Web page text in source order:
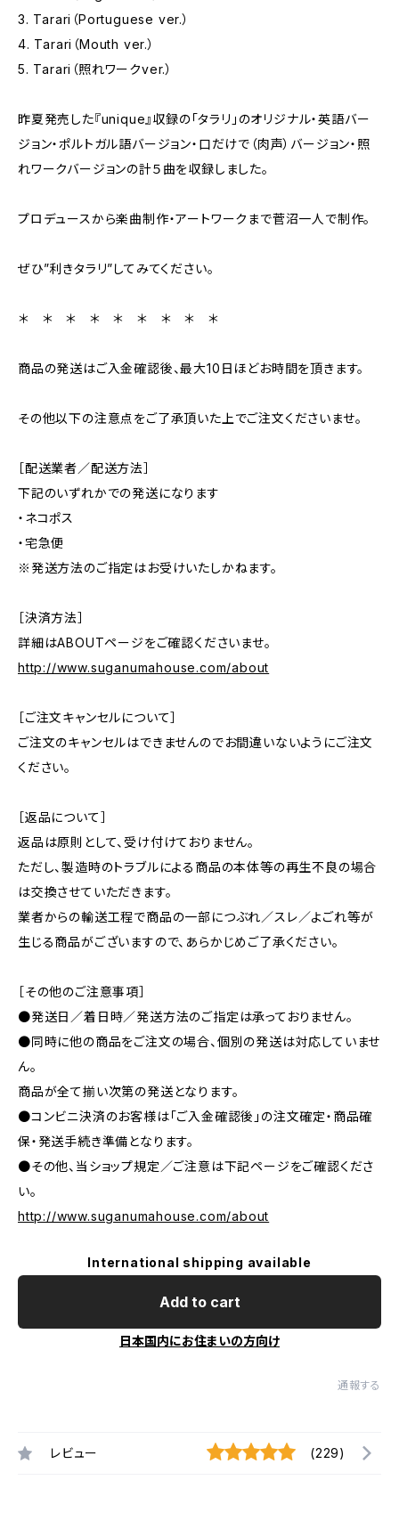
3. Tarari（Portuguese ver.）
4. Tarari（Mouth ver.）
5. Tarari（照れワークver.）
昨夏発売した『unique』収録の「タラリ」のオリジナル・英語バー
ジョン・ポルトガル語バージョン・口だけで（肉声）バージョン・照
れワークバージョンの計５曲を収録しました。
プロデュースから楽曲制作・アートワークまで菅沼一人で制作。
ぜひ”利きタラリ”してみてください。
＊ ＊ ＊ ＊ ＊ ＊ ＊ ＊ ＊
商品の発送はご入金確認後、最大10日ほどお時間を頂きます。
その他以下の注意点をご了承頂いた上でご注文くださいませ。
［配送業者／配送方法］
下記のいずれかでの発送になります
・ネコポス
・宅急便
※発送方法のご指定はお受けいたしかねます。
［決済方法］
詳細はABOUTページをご確認くださいませ。
http://www.suganumahouse.com/about
［ご注文キャンセルについて］
ご注文のキャンセルはできませんのでお間違いないようにご注文
ください。
［返品について］
返品は原則として、受け付けておりません。
ただし、製造時のトラブルによる商品の本体等の再生不良の場合
は交換させていただきます。
業者からの輸送工程で商品の一部につぶれ／スレ／よごれ等が
生じる商品がございますので、あらかじめご了承ください。
［その他のご注意事項］
●発送日／着日時／発送方法のご指定は承っておりません。
●同時に他の商品をご注文の場合、個別の発送は対応していませ
ん。
商品が全て揃い次第の発送となります。
●コンビニ決済のお客様は「ご入金確認後」の注文確定・商品確
保・発送手続き準備となります。
●その他、当ショップ規定／ご注意は下記ページをご確認くださ
い。
http://www.suganumahouse.com/about
International shipping available
Add to cart
日本国内にお住まいの方向け
通報する
レビュー (229)